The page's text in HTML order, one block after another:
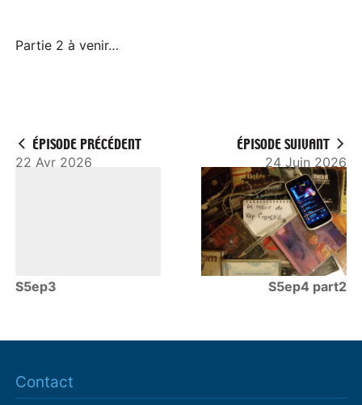
Partie 2 à venir…
ÉPISODE PRÉCÉDENT
22 Avr 2026
S5ep3
ÉPISODE SUIVANT
24 Juin 2026
S5ep4 part2
Contact